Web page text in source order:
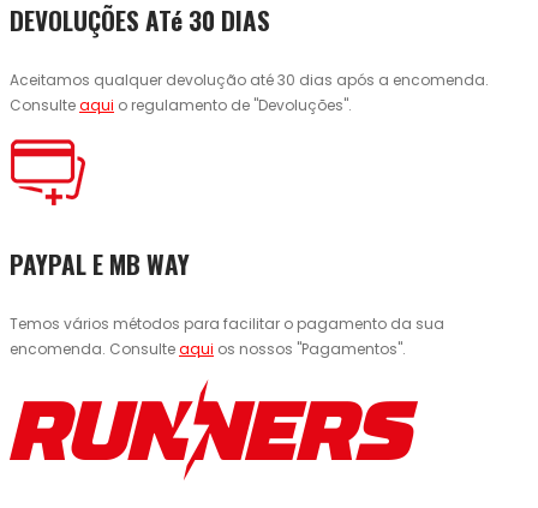
DEVOLUÇÕES ATé 30 DIAS
Aceitamos qualquer devolução até 30 dias após a encomenda.
Consulteaqui o regulamento de "Devoluções".
PAYPAL E MB WAY
Temos vários métodos para facilitar o pagamento da sua
encomenda. Consulteaqui os nossos "Pagamentos".